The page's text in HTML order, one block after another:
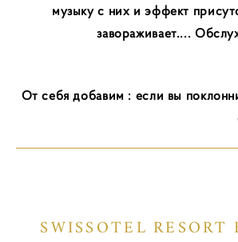
музыку с них и эффект
завораживает....
От себя добавим : если вы
SWISSOTEL RESORT